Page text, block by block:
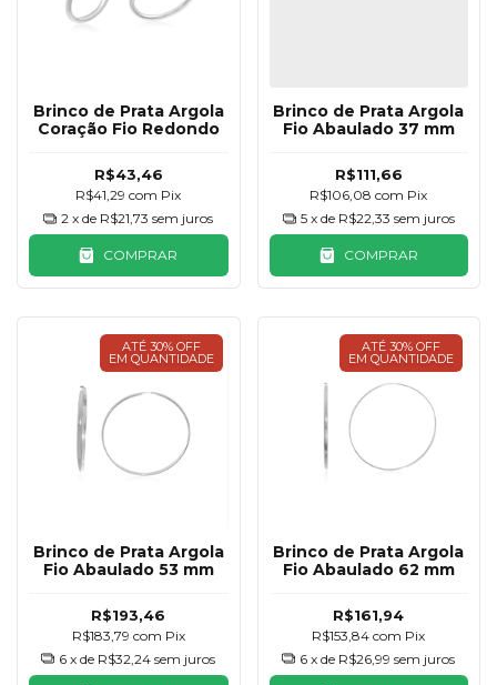
Brinco de Prata Argola
Coração Fio Redondo
R$43,46
R$41,29com Pix
2 x de R$21,73 sem juros
COMPRAR
Brinco de Prata Argola
Fio Abaulado 37 mm
R$111,66
R$106,08com Pix
5 x de R$22,33 sem juros
COMPRAR
ATÉ 30% OFF
EM QUANTIDADE
Brinco de Prata Argola
Fio Abaulado 53 mm
R$193,46
R$183,79 com Pix
6 x de R$32,24 sem juros
ATÉ 30% OFF
EM QUANTIDADE
Brinco de Prata Argola
Fio Abaulado 62 mm
R$161,94
R$153,84com Pix
6 x de R$26,99 sem juros